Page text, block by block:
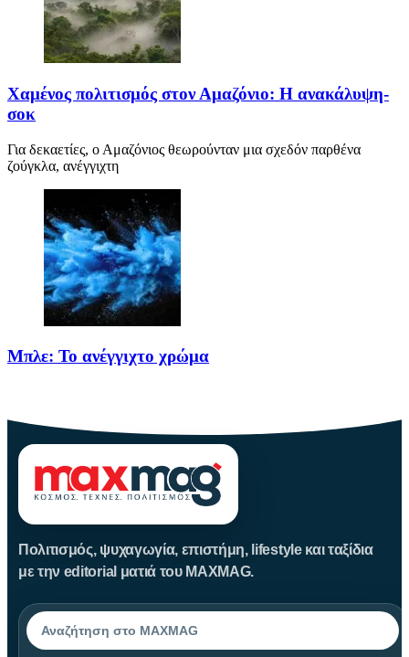
Χαμένος πολιτισμός στον Αμαζόνιο: Η ανακάλυψη-
σοκ
Για δεκαετίες, ο Αμαζόνιος θεωρούνταν μια σχεδόν παρθένα
ζούγκλα, ανέγγιχτη
Μπλε: Το ανέγγιχτο χρώμα
Πολιτισμός, ψυχαγωγία, επιστήμη, lifestyle και ταξίδια
με την editorial ματιά του MAXMAG.
Αναζήτηση